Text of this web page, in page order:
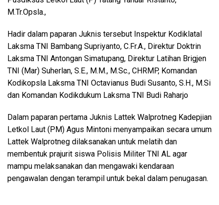
M.Tr.Opsla.,
Hadir dalam paparan Juknis tersebut Inspektur Kodiklatal
Laksma TNI Bambang Supriyanto, C.Fr.A., Direktur Doktrin
Laksma TNI Antongan Simatupang, Direktur Latihan Brigjen
TNI (Mar) Suherlan, S.E., M.M., M.Sc., CHRMP, Komandan
Kodikopsla Laksma TNI Octavianus Budi Susanto, S.H., M.Si
dan Komandan Kodikdukum Laksma TNI Budi Raharjo
Dalam paparan pertama Juknis Lattek Walprotneg Kadepjian
Letkol Laut (PM) Agus Mintoni menyampaikan secara umum
Lattek Walprotneg dilaksanakan untuk melatih dan
membentuk prajurit siswa Polisis Militer TNI AL agar
mampu melaksanakan dan mengawaki kendaraan
pengawalan dengan terampil untuk bekal dalam penugasan.